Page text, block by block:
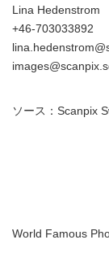
Lina Hedenstrom
+46-703033892
ソース：Scanpix
World Famous